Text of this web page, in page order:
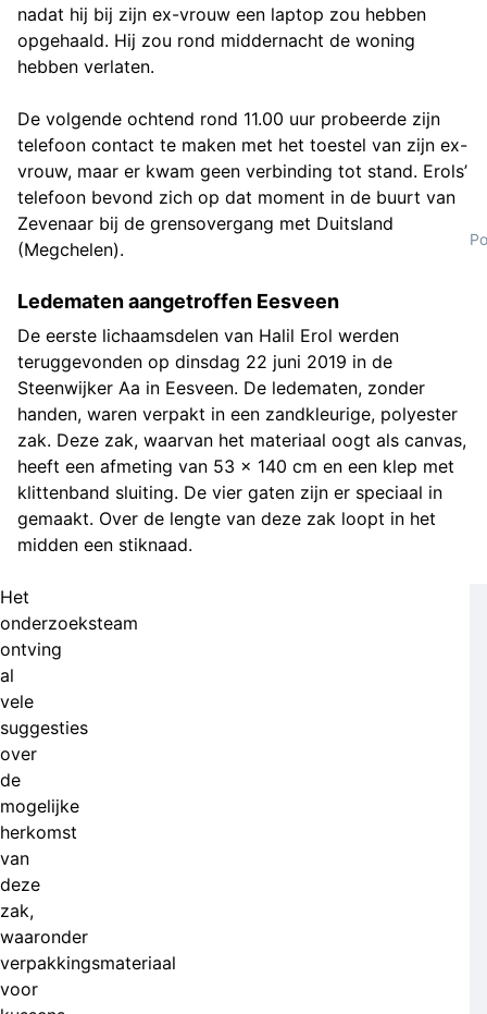
nadat hij bij zijn ex-vrouw een laptop zou hebben
opgehaald. Hij zou rond middernacht de woning
hebben verlaten.
De volgende ochtend rond 11.00 uur probeerde zijn
telefoon contact te maken met het toestel van zijn ex-
vrouw, maar er kwam geen verbinding tot stand. Erols’
telefoon bevond zich op dat moment in de buurt van
Zevenaar bij de grensovergang met Duitsland
(Megchelen).
Ledematen aangetroffen Eesveen
De eerste lichaamsdelen van Halil Erol werden
teruggevonden op dinsdag 22 juni 2019 in de
Steenwijker Aa in Eesveen. De ledematen, zonder
handen, waren verpakt in een zandkleurige, polyester
zak. Deze zak, waarvan het materiaal oogt als canvas,
heeft een afmeting van 53 x 140 cm en een klep met
klittenband sluiting. De vier gaten zijn er speciaal in
gemaakt. Over de lengte van deze zak loopt in het
midden een stiknaad.
Het
onderzoeksteam
ontving
al
vele
suggesties
over
de
mogelijke
herkomst
van
deze
zak,
waaronder
verpakkingsmateriaal
voor